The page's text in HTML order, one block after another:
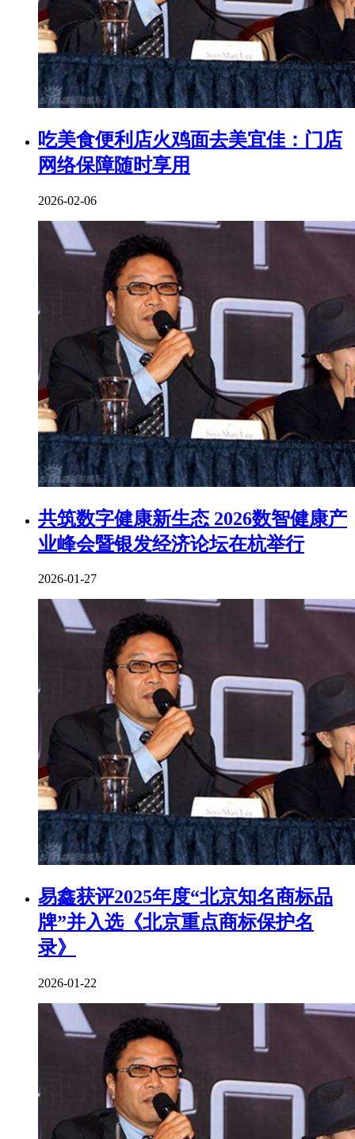
吃美食便利店火鸡面去美宜佳：门店
网络保障随时享用
2026-02-06
共筑数字健康新生态 2026数智健康产
业峰会暨银发经济论坛在杭举行
2026-01-27
易鑫获评2025年度“北京知名商标品
牌”并入选《北京重点商标保护名
录》
2026-01-22